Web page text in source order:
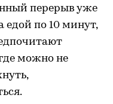
перерыв уже
едой по 10 минут,
можно не